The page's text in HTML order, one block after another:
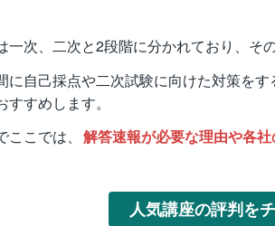
一次、二次と2段階に分かれており、そ
に自己採点や二次試験に向けた対策を
すすめします。
ここでは、 解答速報が必要な理由や各
人気講座の評判を